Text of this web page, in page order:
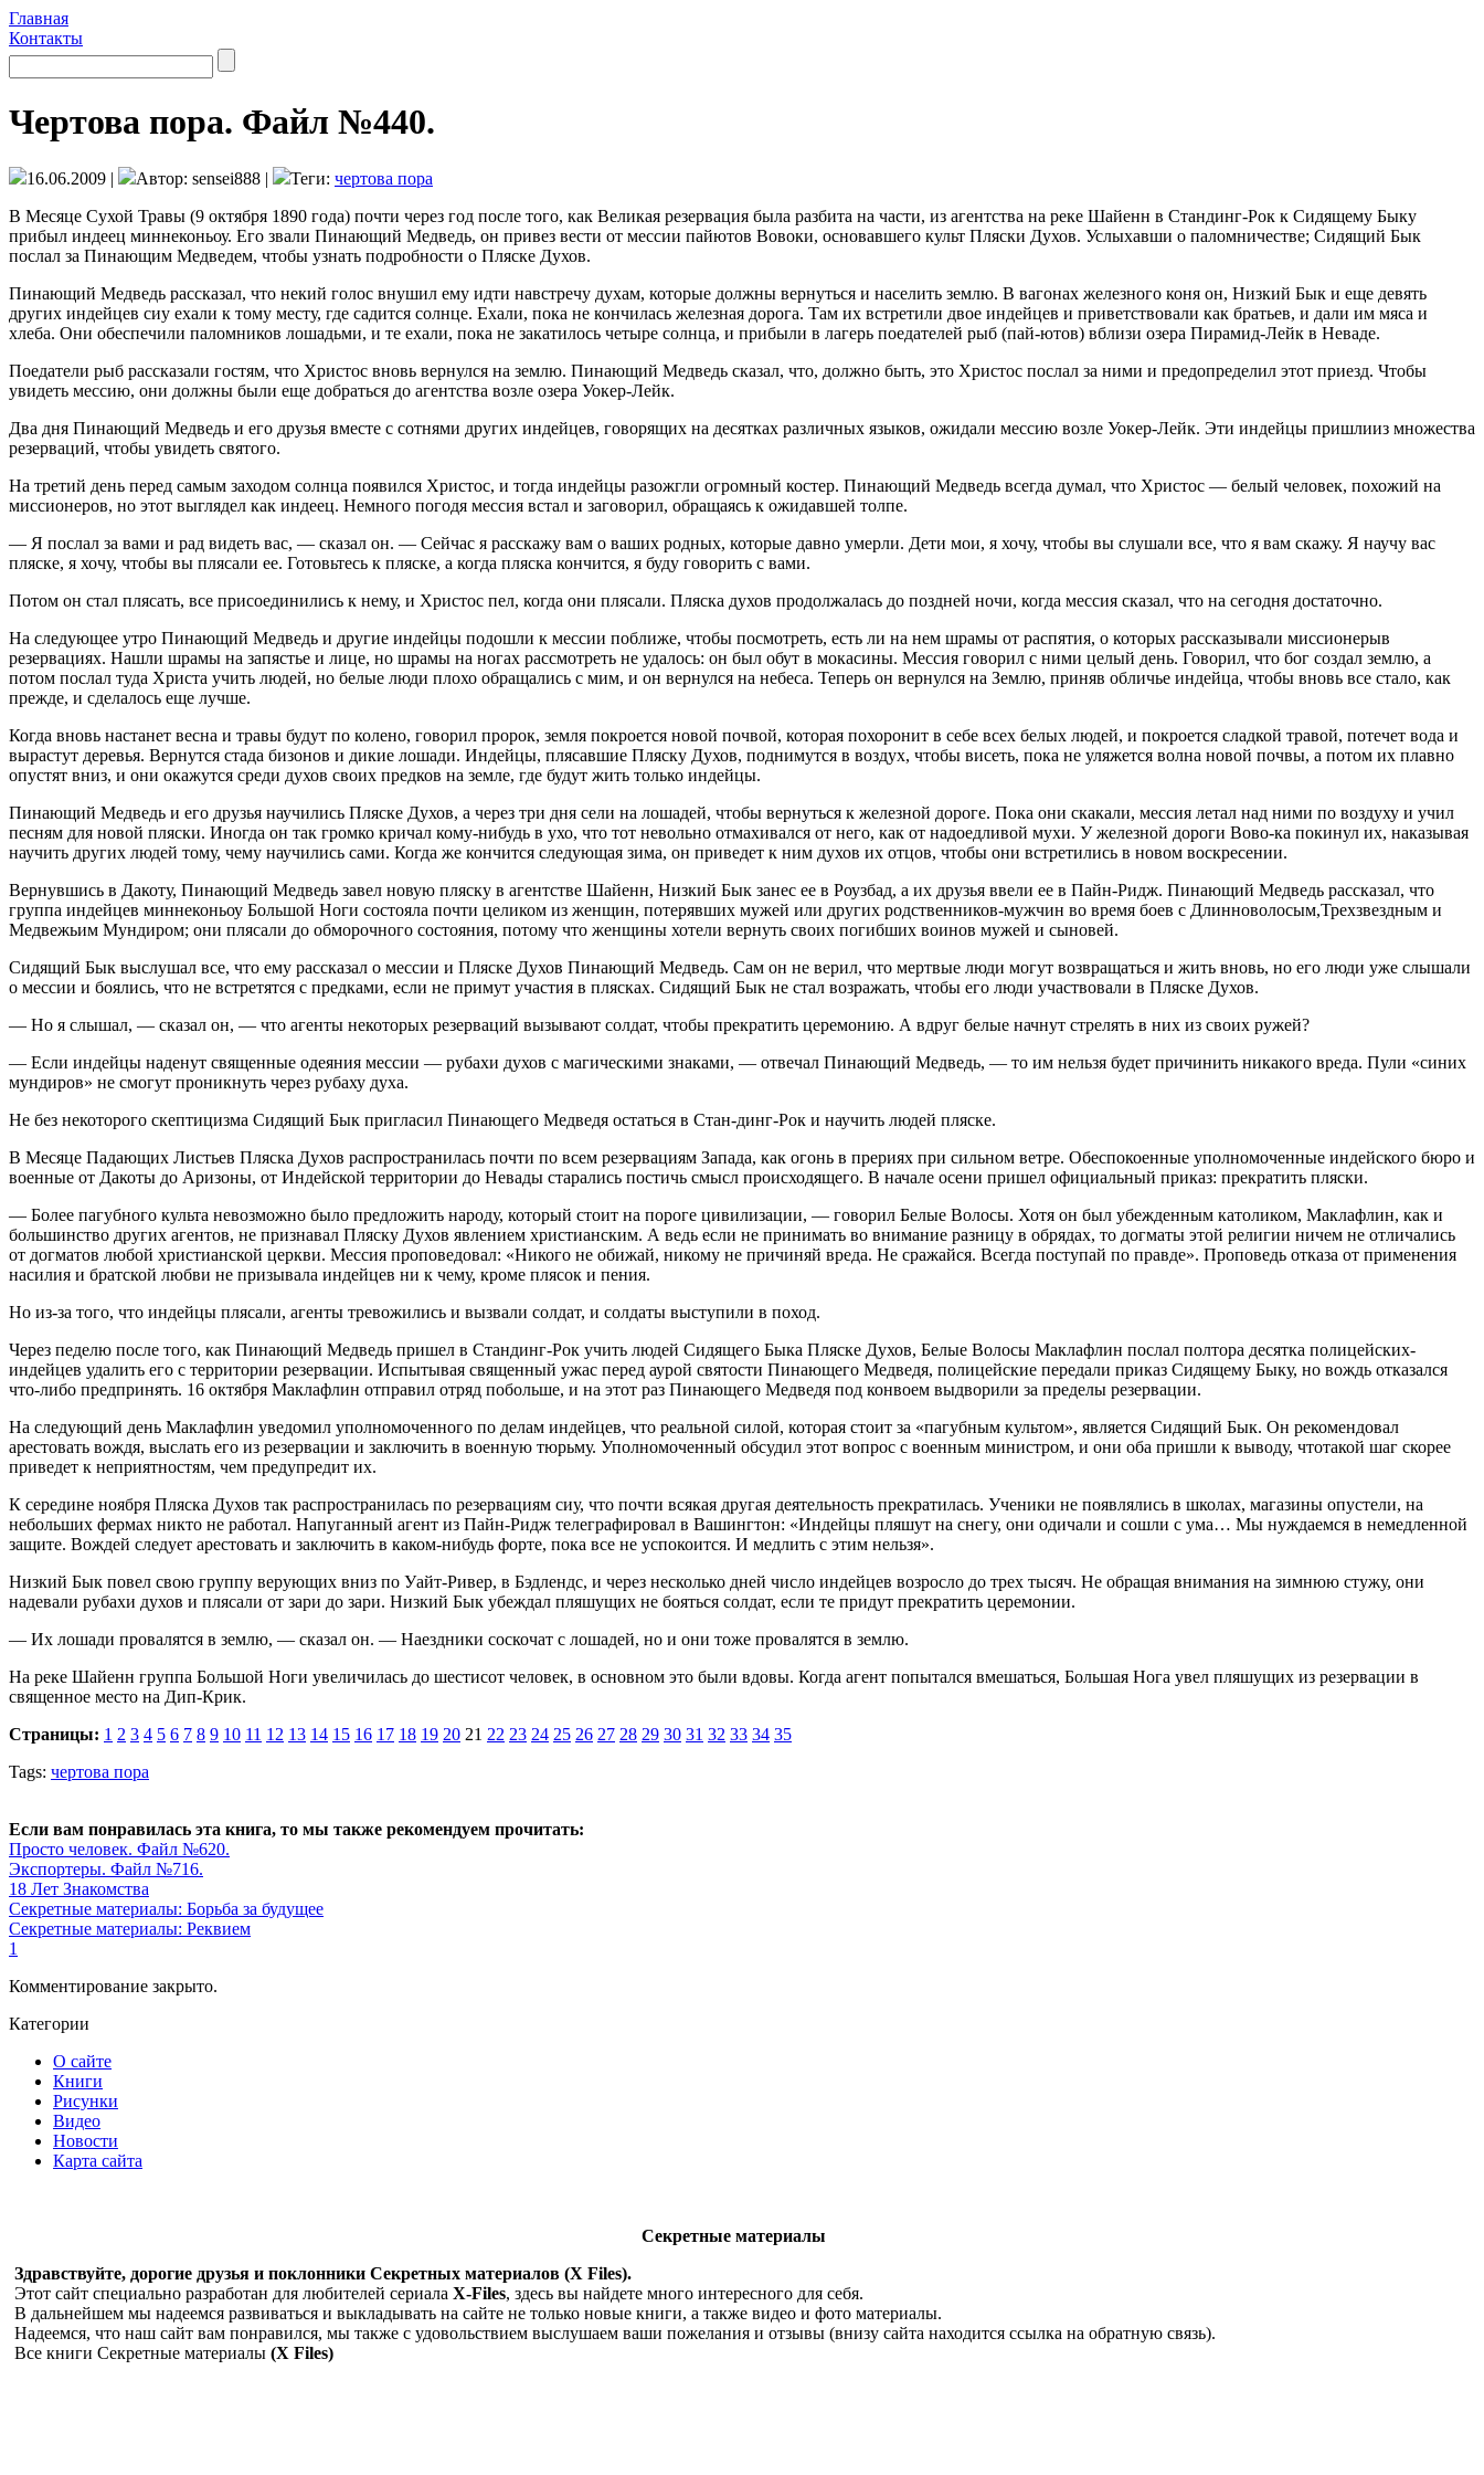
Главная
Контакты
Чертова пора. Файл №440.
16.06.2009 | Автор: sensei888 | Теги: чертова пора
В Месяце Сухой Травы (9 октября 1890 года) почти через год после того, как Великая резервация была разбита на части, из агентства на реке Шайенн в Стандинг-Рок к Сидящему Быку
прибыл индеец миннеконьоу. Его звали Пинающий Медведь, он привез вести от мессии пайютов Вовоки, основавшего культ Пляски Духов. Услыхавши о паломничестве; Сидящий Бык
послал за Пинающим Медведем, чтобы узнать подробности о Пляске Духов.
Пинающий Медведь рассказал, что некий голос внушил ему идти навстречу духам, которые должны вернуться и населить землю. В вагонах железного коня он, Низкий Бык и еще девять
других индейцев сиу ехали к тому месту, где садится солнце. Ехали, пока не кончилась железная дорога. Там их встретили двое индейцев и приветствовали как братьев, и дали им мяса и
хлеба. Они обеспечили паломников лошадьми, и те ехали, пока не закатилось четыре солнца, и прибыли в лагерь поедателей рыб (пай-ютов) вблизи озера Пирамид-Лейк в Неваде.
Поедатели рыб рассказали гостям, что Христос вновь вернулся на землю. Пинающий Медведь сказал, что, должно быть, это Христос послал за ними и предопределил этот приезд. Чтобы
увидеть мессию, они должны были еще добраться до агентства возле озера Уокер-Лейк.
Два дня Пинающий Медведь и его друзья вместе с сотнями других индейцев, говорящих на десятках различных языков, ожидали мессию возле Уокер-Лейк. Эти индейцы пришлииз множества
резерваций, чтобы увидеть святого.
На третий день перед самым заходом солнца появился Христос, и тогда индейцы разожгли огромный костер. Пинающий Медведь всегда думал, что Христос — белый человек, похожий на
миссионеров, но этот выглядел как индеец. Немного погодя мессия встал и заговорил, обращаясь к ожидавшей толпе.
— Я послал за вами и рад видеть вас, — сказал он. — Сейчас я расскажу вам о ваших родных, которые давно умерли. Дети мои, я хочу, чтобы вы слушали все, что я вам скажу. Я научу вас
пляске, я хочу, чтобы вы плясали ее. Готовьтесь к пляске, а когда пляска кончится, я буду говорить с вами.
Потом он стал плясать, все присоединились к нему, и Христос пел, когда они плясали. Пляска духов продолжалась до поздней ночи, когда мессия сказал, что на сегодня достаточно.
На следующее утро Пинающий Медведь и другие индейцы подошли к мессии поближе, чтобы посмотреть, есть ли на нем шрамы от распятия, о которых рассказывали миссионерыв
резервациях. Нашли шрамы на запястье и лице, но шрамы на ногах рассмотреть не удалось: он был обут в мокасины. Мессия говорил с ними целый день. Говорил, что бог создал землю, а
потом послал туда Христа учить людей, но белые люди плохо обращались с мим, и он вернулся на небеса. Теперь он вернулся на Землю, приняв обличье индейца, чтобы вновь все стало, как
прежде, и сделалось еще лучше.
Когда вновь настанет весна и травы будут по колено, говорил пророк, земля покроется новой почвой, которая похоронит в себе всех белых людей, и покроется сладкой травой, потечет вода и
вырастут деревья. Вернутся стада бизонов и дикие лошади. Индейцы, плясавшие Пляску Духов, поднимутся в воздух, чтобы висеть, пока не уляжется волна новой почвы, а потом их плавно
опустят вниз, и они окажутся среди духов своих предков на земле, где будут жить только индейцы.
Пинающий Медведь и его друзья научились Пляске Духов, а через три дня сели на лошадей, чтобы вернуться к железной дороге. Пока они скакали, мессия летал над ними по воздуху и учил
песням для новой пляски. Иногда он так громко кричал кому-нибудь в ухо, что тот невольно отмахивался от него, как от надоедливой мухи. У железной дороги Вово-ка покинул их, наказывая
научить других людей тому, чему научились сами. Когда же кончится следующая зима, он приведет к ним духов их отцов, чтобы они встретились в новом воскресении.
Вернувшись в Дакоту, Пинающий Медведь завел новую пляску в агентстве Шайенн, Низкий Бык занес ее в Роузбад, а их друзья ввели ее в Пайн-Ридж. Пинающий Медведь рассказал, что
группа индейцев миннеконьоу Большой Ноги состояла почти целиком из женщин, потерявших мужей или других родственников-мужчин во время боев с Длинноволосым,Трехзвездным и
Медвежьим Мундиром; они плясали до обморочного состояния, потому что женщины хотели вернуть своих погибших воинов мужей и сыновей.
Сидящий Бык выслушал все, что ему рассказал о мессии и Пляске Духов Пинающий Медведь. Сам он не верил, что мертвые люди могут возвращаться и жить вновь, но его люди уже слышали
о мессии и боялись, что не встретятся с предками, если не примут участия в плясках. Сидящий Бык не стал возражать, чтобы его люди участвовали в Пляске Духов.
— Но я слышал, — сказал он, — что агенты некоторых резерваций вызывают солдат, чтобы прекратить церемонию. А вдруг белые начнут стрелять в них из своих ружей?
— Если индейцы наденут священные одеяния мессии — рубахи духов с магическими знаками, — отвечал Пинающий Медведь, — то им нельзя будет причинить никакого вреда. Пули «синих
мундиров» не смогут проникнуть через рубаху духа.
Не без некоторого скептицизма Сидящий Бык пригласил Пинающего Медведя остаться в Стан-динг-Рок и научить людей пляске.
В Месяце Падающих Листьев Пляска Духов распространилась почти по всем резервациям Запада, как огонь в прериях при сильном ветре. Обеспокоенные уполномоченные индейского бюро и
военные от Дакоты до Аризоны, от Индейской территории до Невады старались постичь смысл происходящего. В начале осени пришел официальный приказ: прекратить пляски.
— Более пагубного культа невозможно было предложить народу, который стоит на пороге цивилизации, — говорил Белые Волосы. Хотя он был убежденным католиком, Маклафлин, как и
большинство других агентов, не признавал Пляску Духов явлением христианским. А ведь если не принимать во внимание разницу в обрядах, то догматы этой религии ничем не отличались
от догматов любой христианской церкви. Мессия проповедовал: «Никого не обижай, никому не причиняй вреда. Не сражайся. Всегда поступай по правде». Проповедь отказа от применения
насилия и братской любви не призывала индейцев ни к чему, кроме плясок и пения.
Но из-за того, что индейцы плясали, агенты тревожились и вызвали солдат, и солдаты выступили в поход.
Через педелю после того, как Пинающий Медведь пришел в Стандинг-Рок учить людей Сидящего Быка Пляске Духов, Белые Волосы Маклафлин послал полтора десятка полицейских-
индейцев удалить его с территории резервации. Испытывая священный ужас перед аурой святости Пинающего Медведя, полицейские передали приказ Сидящему Быку, но вождь отказался
что-либо предпринять. 16 октября Маклафлин отправил отряд побольше, и на этот раз Пинающего Медведя под конвоем выдворили за пределы резервации.
На следующий день Маклафлин уведомил уполномоченного по делам индейцев, что реальной силой, которая стоит за «пагубным культом», является Сидящий Бык. Он рекомендовал
арестовать вождя, выслать его из резервации и заключить в военную тюрьму. Уполномоченный обсудил этот вопрос с военным министром, и они оба пришли к выводу, чтотакой шаг скорее
приведет к неприятностям, чем предупредит их.
К середине ноября Пляска Духов так распространилась по резервациям сиу, что почти всякая другая деятельность прекратилась. Ученики не появлялись в школах, магазины опустели, на
небольших фермах никто не работал. Напуганный агент из Пайн-Ридж телеграфировал в Вашингтон: «Индейцы пляшут на снегу, они одичали и сошли с ума… Мы нуждаемся в немедленной
защите. Вождей следует арестовать и заключить в каком-нибудь форте, пока все не успокоится. И медлить с этим нельзя».
Низкий Бык повел свою группу верующих вниз по Уайт-Ривер, в Бэдлендс, и через несколько дней число индейцев возросло до трех тысяч. Не обращая внимания на зимнюю стужу, они
надевали рубахи духов и плясали от зари до зари. Низкий Бык убеждал пляшущих не бояться солдат, если те придут прекратить церемонии.
— Их лошади провалятся в землю, — сказал он. — Наездники соскочат с лошадей, но и они тоже провалятся в землю.
На реке Шайенн группа Большой Ноги увеличилась до шестисот человек, в основном это были вдовы. Когда агент попытался вмешаться, Большая Нога увел пляшущих из резервации в
священное место на Дип-Крик.
Страницы: 1 2 3 4 5 6 7 8 9 10 11 12 13 14 15 16 17 18 19 20 21 22 23 24 25 26 27 28 29 30 31 32 33 34 35
Tags: чертова пора
Если вам понравилась эта книга, то мы также рекомендуем прочитать:
Просто человек. Файл №620.
Экспортеры. Файл №716.
18 Лет Знакомства
Секретные материалы: Борьба за будущее
Секретные материалы: Реквием
1
Комментирование закрыто.
Категории
О сайте
Книги
Рисунки
Видео
Новости
Карта сайта
Секретные материалы
Здравствуйте, дорогие друзья и поклонники Секретных материалов (X Files).
Этот сайт специально разработан для любителей сериала X-Files, здесь вы найдете много интересного для себя.
В дальнейшем мы надеемся развиваться и выкладывать на сайте не только новые книги, а также видео и фото материалы.
Надеемся, что наш сайт вам понравился, мы также с удовольствием выслушаем ваши пожелания и отзывы (внизу сайта находится ссылка на обратную связь).
Все книги Секретные материалы (X Files)